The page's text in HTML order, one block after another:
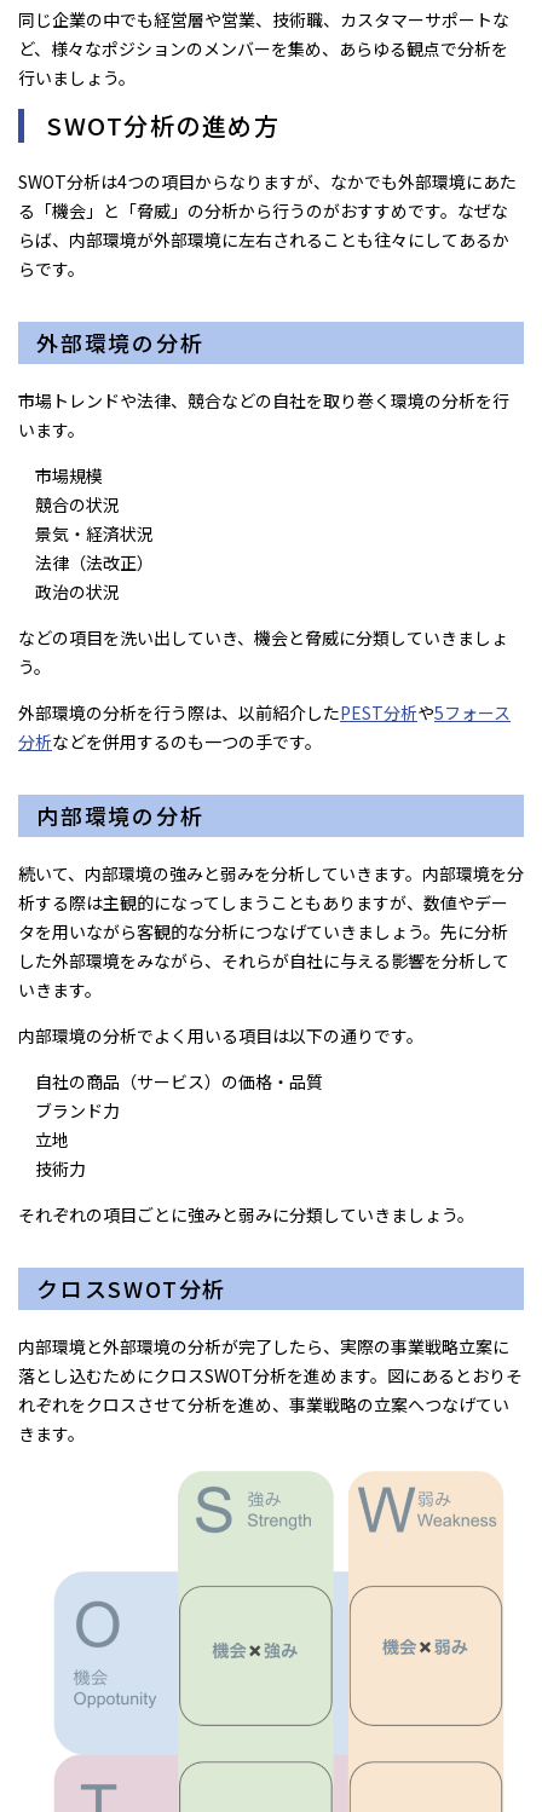
同じ企業の中でも経営層や営業、技術職、カスタマーサポートな
ど、様々なポジションのメンバーを集め、あらゆる観点で分析を
行いましょう。
SWOT分析の進め方
SWOT分析は4つの項目からなりますが、なかでも外部環境にあた
る「機会」と「脅威」の分析から行うのがおすすめです。なぜな
らば、内部環境が外部環境に左右されることも往々にしてあるか
らです。
外部環境の分析
市場トレンドや法律、競合などの自社を取り巻く環境の分析を行
います。
市場規模
競合の状況
景気・経済状況
法律（法改正）
政治の状況
などの項目を洗い出していき、機会と脅威に分類していきましょ
う。
外部環境の分析を行う際は、以前紹介したPEST分析や5フォース
分析などを併用するのも一つの手です。
内部環境の分析
続いて、内部環境の強みと弱みを分析していきます。内部環境を分
析する際は主観的になってしまうこともありますが、数値やデー
タを用いながら客観的な分析につなげていきましょう。先に分析
した外部環境をみながら、それらが自社に与える影響を分析して
いきます。
内部環境の分析でよく用いる項目は以下の通りです。
自社の商品（サービス）の価格・品質
ブランド力
立地
技術力
それぞれの項目ごとに強みと弱みに分類していきましょう。
クロスSWOT分析
内部環境と外部環境の分析が完了したら、実際の事業戦略立案に
落とし込むためにクロスSWOT分析を進めます。図にあるとおりそ
れぞれをクロスさせて分析を進め、事業戦略の立案へつなげてい
きます。